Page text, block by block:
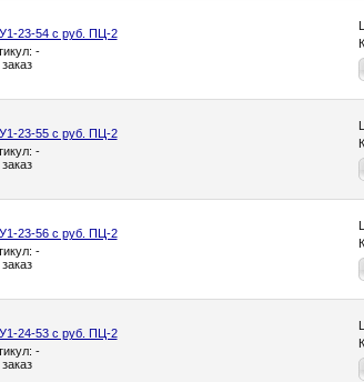
23-54 с руб. ПЦ-2
-
23-55 с руб. ПЦ-2
-
23-56 с руб. ПЦ-2
-
24-53 с руб. ПЦ-2
-